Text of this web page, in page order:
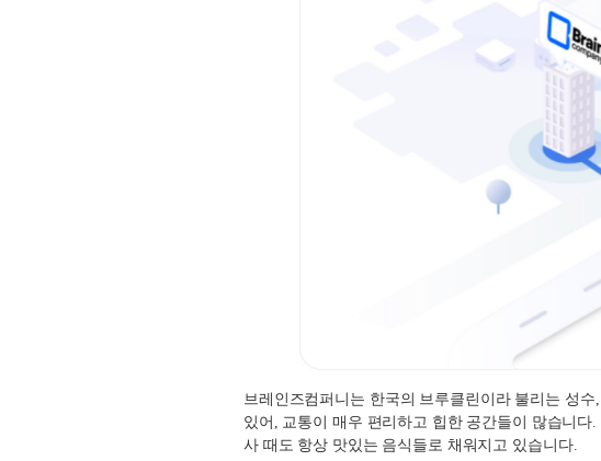
브레인즈컴퍼니는 한국의 브루클린이라 불리는 성수
있어
교통이 매우 편리하고 힙한 공간들이 많습니다
사 때도 항상 맛있는 음식들로 채워지고 있습니다.